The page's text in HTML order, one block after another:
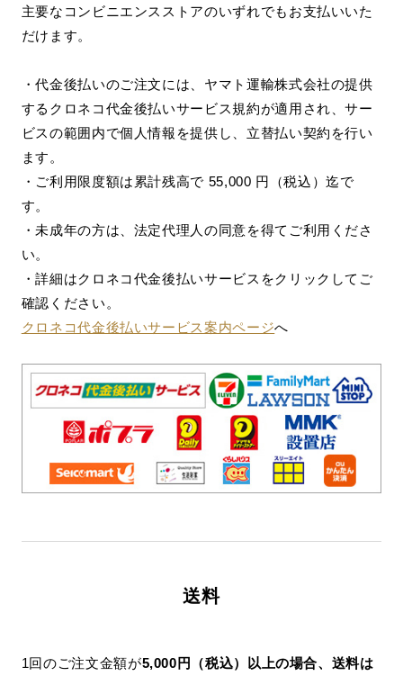
主要なコンビニエンスストアのいずれでもお支払いいた
だけます。
・代金後払いのご注文には、ヤマト運輸株式会社の提供
するクロネコ代金後払いサービス規約が適用され、サー
ビスの範囲内で個人情報を提供し、立替払い契約を行い
ます。
・ご利用限度額は累計残高で 55,000 円（税込）迄で
す。
・未成年の方は、法定代理人の同意を得てご利用くださ
い。
・詳細はクロネコ代金後払いサービスをクリックしてご
確認ください。
クロネコ代金後払いサービス案内ページへ
送料
1回のご注文金額が5,000円（税込）以上の場合、送料は